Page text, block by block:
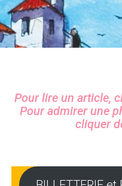
Sidebar
Pour lire un article,
Pour admirer une
cliquer